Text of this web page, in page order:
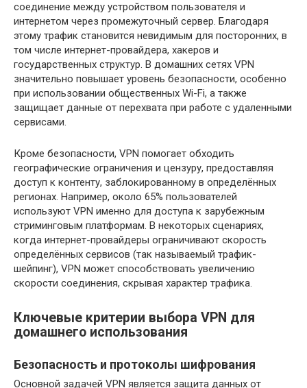
соединение между устройством пользователя и
интернетом через промежуточный сервер. Благодаря
этому трафик становится невидимым для посторонних, в
том числе интернет-провайдера, хакеров и
государственных структур. В домашних сетях VPN
значительно повышает уровень безопасности, особенно
при использовании общественных Wi-Fi, а также
защищает данные от перехвата при работе с удаленными
сервисами.
Кроме безопасности, VPN помогает обходить
географические ограничения и цензуру, предоставляя
доступ к контенту, заблокированному в определённых
регионах. Например, около 65% пользователей
используют VPN именно для доступа к зарубежным
стриминговым платформам. В некоторых сценариях,
когда интернет-провайдеры ограничивают скорость
определённых сервисов (так называемый трафик-
шейпинг), VPN может способствовать увеличению
скорости соединения, скрывая характер трафика.
Ключевые критерии выбора VPN для
домашнего использования
Безопасность и протоколы шифрования
Основной задачей VPN является защита данных от